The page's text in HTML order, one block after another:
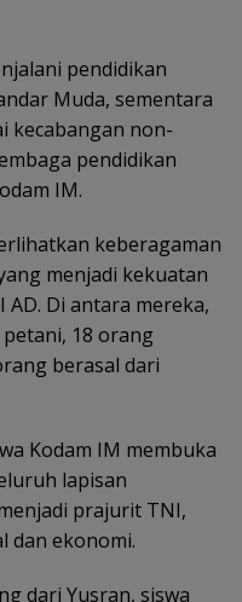
pendidikan
Muda, sementara
kecabangan non-
pendidikan
IM.
keberagaman
menjadi kekuatan
Di antara mereka,
18 orang
berasal dari
Kodam IM membuka
lapisan
prajurit TNI,
dan ekonomi.
dari Yusran, siswa